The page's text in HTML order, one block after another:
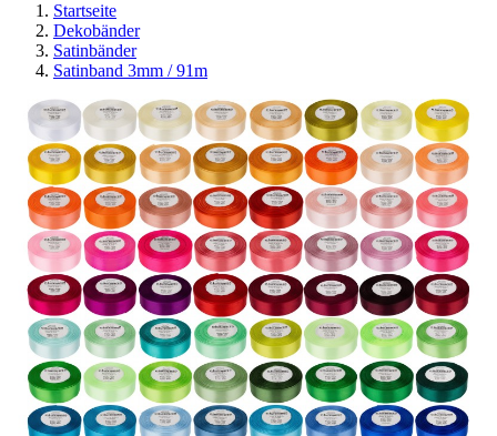
Startseite
Dekobänder
Satinbänder
Satinband 3mm / 91m